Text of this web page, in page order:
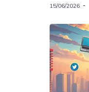
15/06/2026